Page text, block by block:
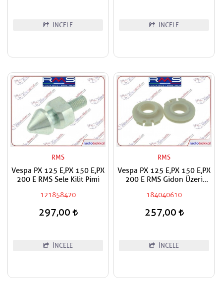
İNCELE İNCELE
RMS
Vespa PX 125 E,PX 150 E,PX
200 E RMS Sele Kilit Pimi
121858420
297,00
İNCELE
RMS
Vespa PX 125 E,PX 150 E,PX
200 E RMS Gidon Üzeri
184040610
257,00
İNCELE